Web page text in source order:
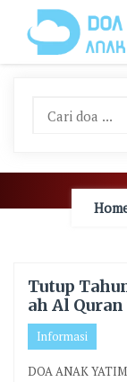
Content
Tutup
ah Al
Informasi
DOA ANAK